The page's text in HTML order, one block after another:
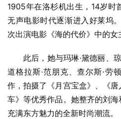
1905年在洛杉机出生，14岁时
无声电影时代逐渐进入好莱坞
次出演电影《海的代价》中的女
此后，她与玛琳·黛德丽、
道格拉斯·范朋克、查尔斯·劳
作，拍摄了《月宫宝盒》、《
车》等优秀作品。她整齐的刘
充满东方魅力的全新时尚潮流。